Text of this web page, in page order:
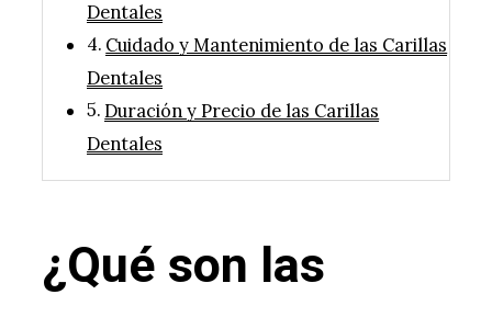
Dentales
Cuidado y Mantenimiento de las Carillas
Dentales
Duración y Precio de las Carillas
Dentales
¿Qué son las